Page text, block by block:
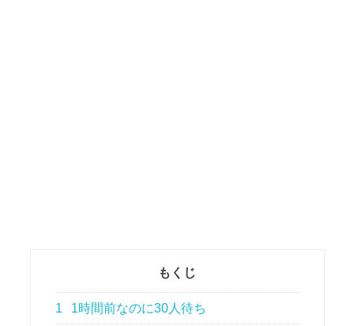
もくじ
1 1時間前なのに30人待ち